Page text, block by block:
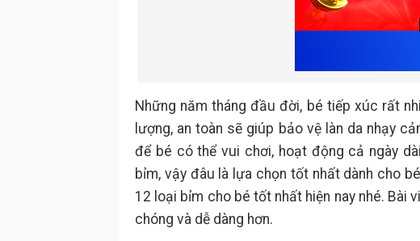
Những năm tháng đầu đời, bé tiếp xúc rất
lượng, an toàn sẽ giúp bảo vệ làn da nhạy
để bé có thể vui chơi, hoạt động cả ngày
bỉm, vậy đâu là lựa chọn tốt nhất dành cho
12 loại bỉm cho bé tốt nhất hiện nay nhé. Bài
chóng và dễ dàng hơn.